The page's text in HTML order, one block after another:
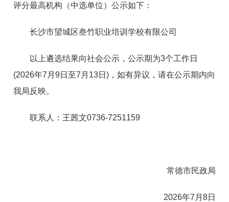
评分最高机构（中选单位）公示如下：
长沙市望城区叁竹职业培训学校有限公司
以上遴选结果向社会公示，公示期为3个工作日
(2026年7月9日至7月13日)，如有异议，请在公示期内向
我局反映。
联系人：王茜文0736-7251159
常德市民政局
2026年7月8日